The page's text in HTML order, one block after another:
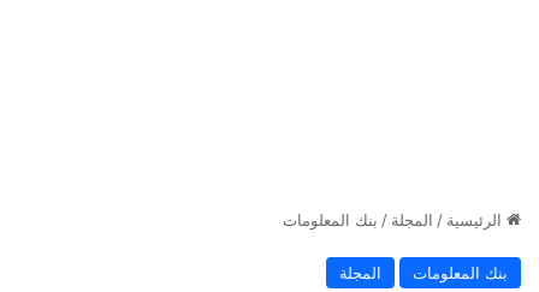
الرئيسية / المجلة / بنك المعلومات
بنك المعلومات المجلة